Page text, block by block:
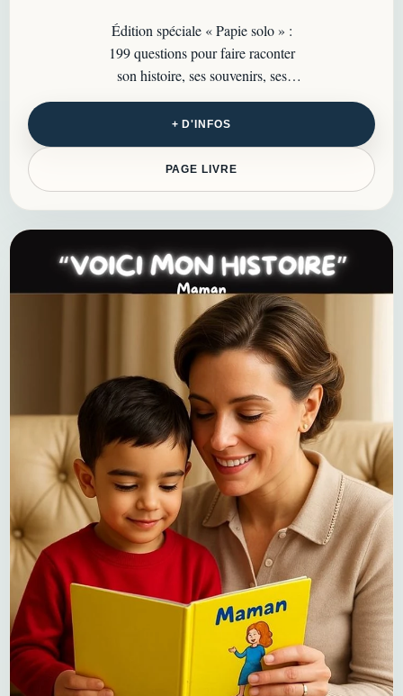
Édition spéciale « Papie solo » :
199 questions pour faire raconter
son histoire, ses souvenirs, ses
valeurs et les petits détails de vie à
ne pas oublier…
+ D'INFOS
PAGE LIVRE